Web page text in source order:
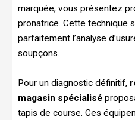
marquée, vous présentez
pronatrice. Cette technique
parfaitement l’analyse
soupçons.
Pour un diagnostic définitif,
magasin spécialisé
tapis de course. Ces